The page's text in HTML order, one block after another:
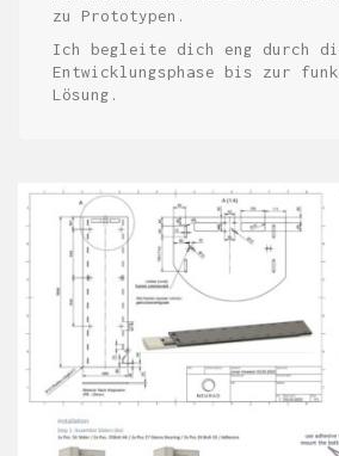
zu Prototypen.
Ich begleite dich eng durch
Entwicklungsphase bis zur
Lösung.